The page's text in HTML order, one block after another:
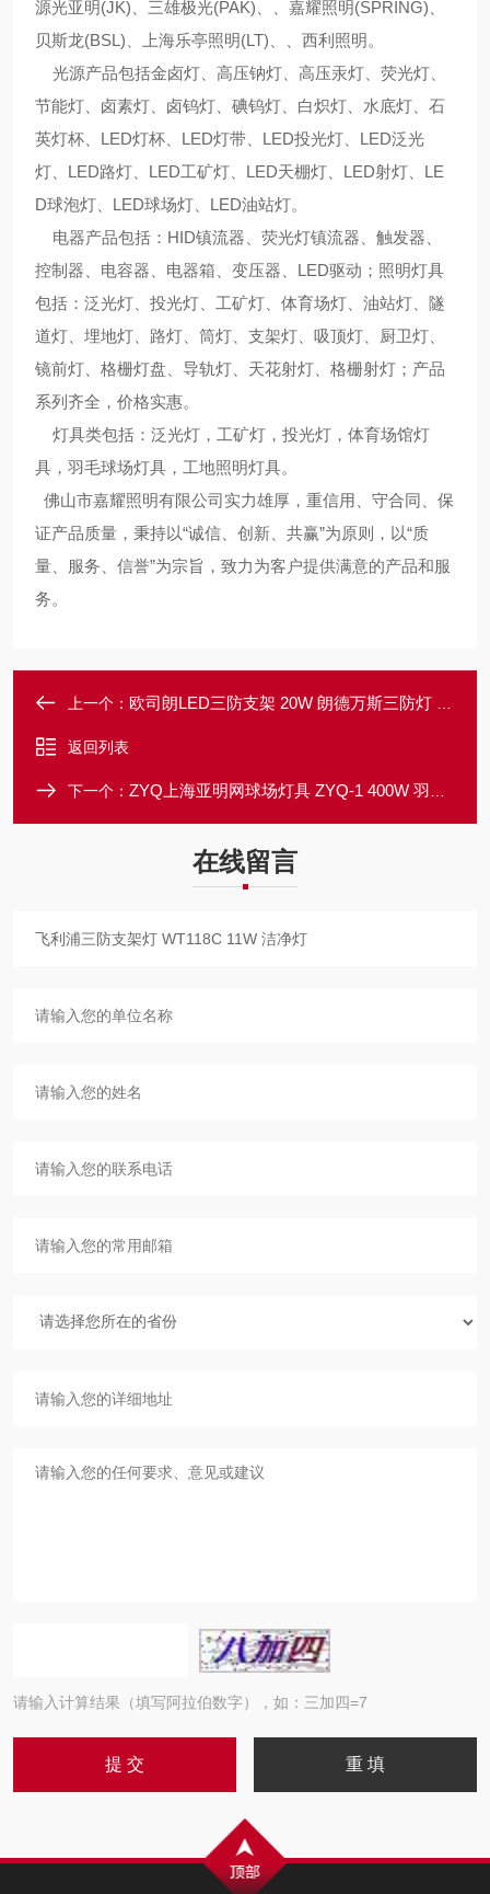
源光亚明(JK)、三雄极光(PAK)、、嘉耀照明(SPRING)、
贝斯龙(BSL)、上海乐亭照明(LT)、、西利照明。
光源产品包括金卤灯、高压钠灯、高压汞灯、荧光灯、
节能灯、卤素灯、卤钨灯、碘钨灯、白炽灯、水底灯、石
英灯杯、LED灯杯、LED灯带、LED投光灯、LED泛光
灯、LED路灯、LED工矿灯、LED天棚灯、LED射灯、LE
D球泡灯、LED球场灯、LED油站灯。
电器产品包括：HID镇流器、荧光灯镇流器、触发器、
控制器、电容器、电器箱、变压器、LED驱动；照明灯具
包括：泛光灯、投光灯、工矿灯、体育场灯、油站灯、隧
道灯、埋地灯、路灯、筒灯、支架灯、吸顶灯、厨卫灯、
镜前灯、格栅灯盘、导轨灯、天花射灯、格栅射灯；产品
系列齐全，价格实惠。
灯具类包括：泛光灯，工矿灯，投光灯，体育场馆灯
具，羽毛球场灯具，工地照明灯具。
佛山市嘉耀照明有限公司实力雄厚，重信用、守合同、保
证产品质量，秉持以“诚信、创新、共赢”为原则，以“质
量、服务、信誉”为宗旨，致力为客户提供满意的产品和服
务。
上一个： 欧司朗LED三防支架 20W 朗德万斯三防灯 佛山经销商
返回列表
下一个： ZYQ上海亚明网球场灯具 ZYQ-1 400W 羽毛球场灯
在线留言
请输入计算结果（填写阿拉伯数字），如：三加四=7